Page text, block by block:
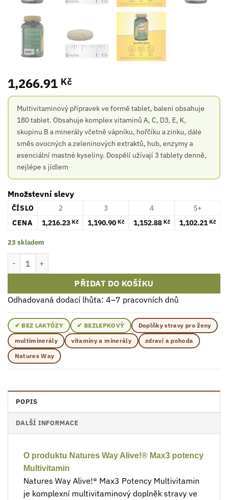
1,266.91 Kč
Multivitaminový přípravek ve formě tablet, balení obsahuje
180 tablet. Obsahuje komplex vitaminů A, C, D3, E, K,
skupinu B a minerály včetně vápníku, hořčíku a zinku, dále
směs ovocných a zeleninových extraktů, hub, enzymy a
esenciální mastné kyseliny. Dospělí užívají 3 tablety denně,
nejlépe s jídlem
Množstevní slevy
ČÍSLO 2 3 4
5+
CENA
1,216.23 Kč 1,190.90 Kč 1,152.88 Kč 1,102.21Kč
23 skladem
PŘIDAT DO KOŠÍKU
Odhadovaná dodací lhůta: 4–7 pracovních dnů
✔ BEZ LAKTÓZY ✔ BEZLEPKOVÝ
Doplňky stravy pro ženy
multiminerály
vitamíny a minerály
zdraví a pohoda
Natures Way
POPIS
DALŠÍ INFORMACE
O produktu Natures Way Alive!® Max3 potency
Multivitamin
Natures Way Alive!® Max3 Potency Multivitamin
je komplexní multivitaminový doplněk stravy ve